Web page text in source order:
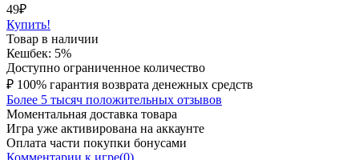
49₽
Купить!
Товар в наличии
Кешбек: 5%
Доступно ограниченное количество
₽ 100% гарантия возврата денежных средств
Более 5 тысяч положительных отзывов
Моментальная доставка товара
Игра уже активирована на аккаунте
Оплата части покупки бонусами
Комментарии к игре(0)